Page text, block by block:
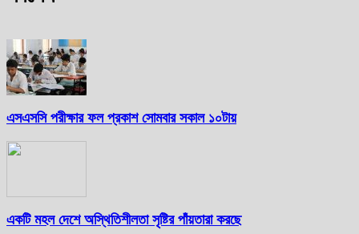
এসএসসি পরীক্ষার ফল প্রকাশ সোমবার সকাল ১০টায়
একটি মহল দেশে অস্থিতিশীলতা সৃষ্টির পাঁয়তারা করছে